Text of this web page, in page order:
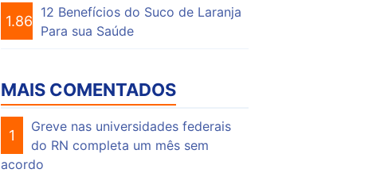
1.863
12 Benefícios do Suco de Laranja
Para sua Saúde
MAIS COMENTADOS
1
Greve nas universidades federais
do RN completa um mês sem
acordo